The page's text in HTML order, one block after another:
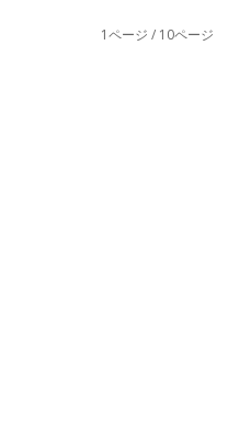
1ページ / 10ページ